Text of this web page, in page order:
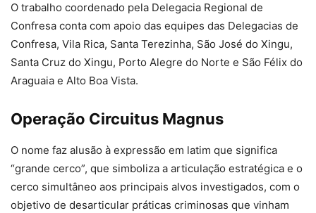
O trabalho coordenado pela Delegacia Regional de
Confresa conta com apoio das equipes das Delegacias de
Confresa, Vila Rica, Santa Terezinha, São José do Xingu,
Santa Cruz do Xingu, Porto Alegre do Norte e São Félix do
Araguaia e Alto Boa Vista.
Operação Circuitus Magnus
O nome faz alusão à expressão em latim que significa
“grande cerco”, que simboliza a articulação estratégica e o
cerco simultâneo aos principais alvos investigados, com o
objetivo de desarticular práticas criminosas que vinham